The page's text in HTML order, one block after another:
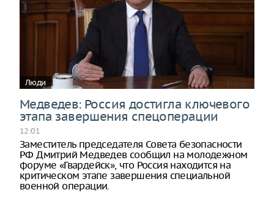
Люди
Медведев: Россия достигла ключевого
этапа завершения спецоперации
12:01
Заместитель председателя Совета безопасности
РФ Дмитрий Медведев сообщил на молодежном
форуме «Гвардейск», что Россия находится на
критическом этапе завершения специальной
военной операции.